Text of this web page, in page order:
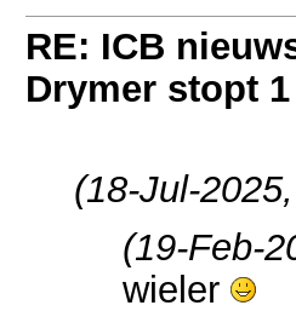
RE: ICB
Drymer stopt
(18-Jul-
(19-Feb-
wieler